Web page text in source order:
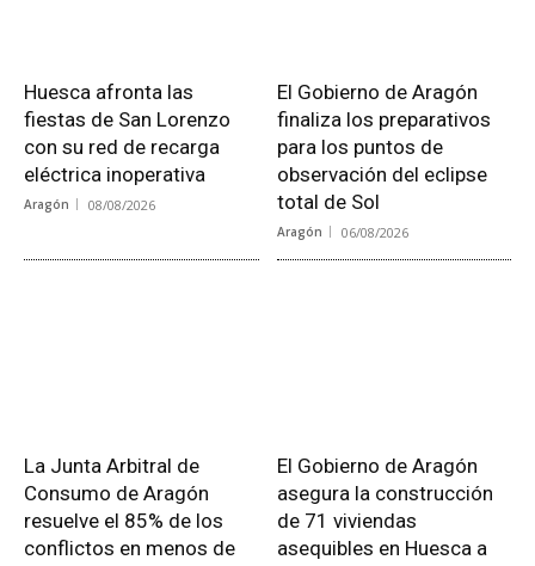
Huesca afronta las
fiestas de San Lorenzo
con su red de recarga
eléctrica inoperativa
Aragón 08/08/2026
El Gobierno de Aragón
finaliza los preparativos
para los puntos de
observación del eclipse
total de Sol
Aragón 06/08/2026
La Junta Arbitral de
Consumo de Aragón
resuelve el 85% de los
conflictos en menos de
El Gobierno de Aragón
asegura la construcción
de 71 viviendas
asequibles en Huesca a